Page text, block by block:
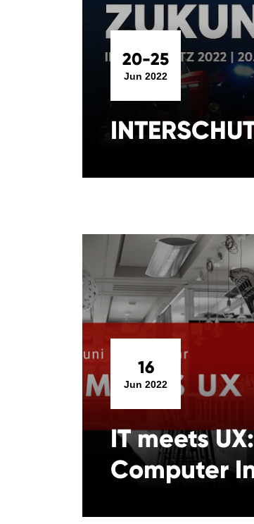
20-25
Jun 2022
16
Jun 2022
IT meets
Computer